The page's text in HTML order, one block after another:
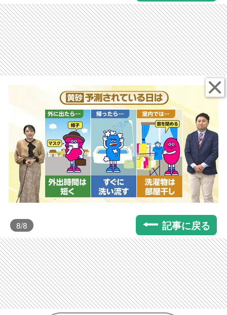
8/8 記事に戻る